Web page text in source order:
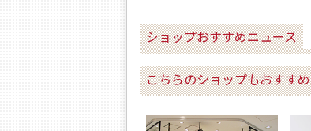
ショップおすすめニュース
こちらのショップもおすすめ